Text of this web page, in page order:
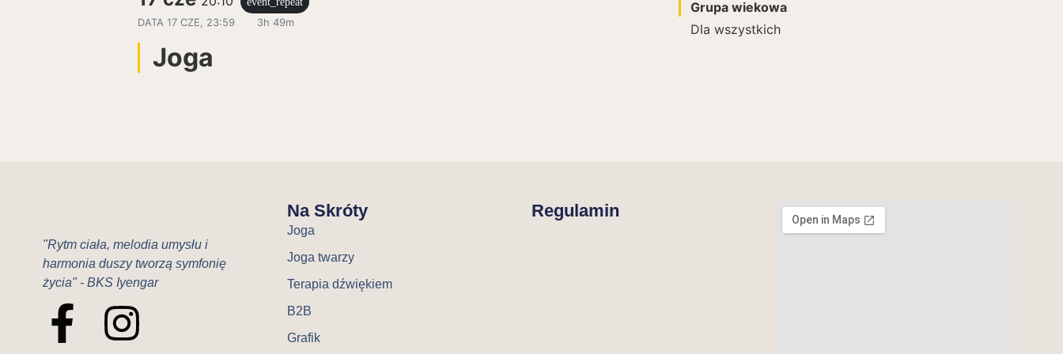
DATA 17 CZE, 23:59 3h 49m
Joga
Grupa wiekowa
Dla wszystkich
"Rytm ciała, melodia umysłu i
harmonia duszy tworzą symfonię
życia" - BKS Iyengar
Na Skróty
Joga
Joga twarzy
Terapia dźwiękiem
B2B
Grafik
Regulamin